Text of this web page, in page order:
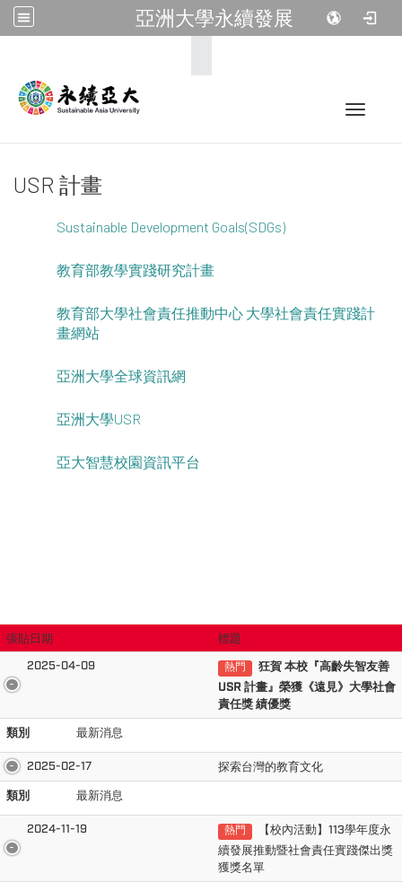
亞洲大學永續發展
Toggle
USR 計畫
Sustainable Development Goals(SDGs)
教育部教學實踐研究計畫
教育部大學社會責任推動中心 大學社會責任實踐計
畫網站
亞洲大學全球資訊網
亞洲大學USR
亞大智慧校園資訊平台
張貼日期
標題
2025-04-09
熱門
狂賀 本校『高齡失智友善
USR 計畫』 榮獲《遠見》大學社會
責任獎 績優獎
類別
最新消息
2025-02-17
探索台灣的教育文化
類別
最新消息
2024-11-19 熱門
【校內活動】113學年度永
續發展推動暨社會責任實踐傑出獎
獲獎名單